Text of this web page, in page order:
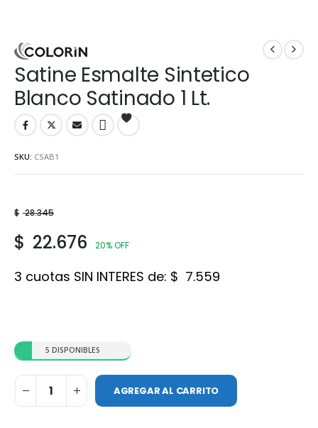
Satine Esmalte Sintetico
Blanco Satinado 1 Lt.
SKU: CSAB1
$ 28.345
$ 22.676 20% OFF
3 cuotas SIN INTERES de: $ 7.559
5 DISPONIBLES
AGREGAR AL CARRITO